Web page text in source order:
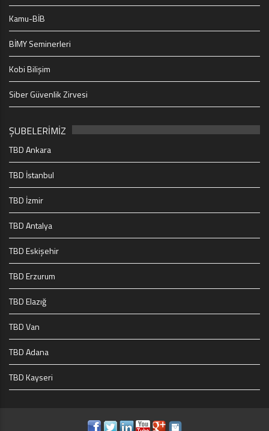
Kamu-BİB
BİMY Seminerleri
Kobi Bilişim
Siber Güvenlik Zirvesi
ŞUBELERİMİZ
TBD Ankara
TBD İstanbul
TBD İzmir
TBD Antalya
TBD Eskişehir
TBD Erzurum
TBD Elazığ
TBD Van
TBD Adana
TBD Kayseri